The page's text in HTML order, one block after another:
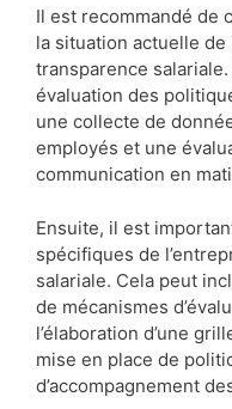
Il est recommandé de
la situation actuelle de
transparence
évaluation des
une collecte de
employés et une
communication en
Ensuite, il est
spécifiques de
salariale. Cela peut
de mécanismes
l’élaboration d’une
mise en place de
d’accompagnement